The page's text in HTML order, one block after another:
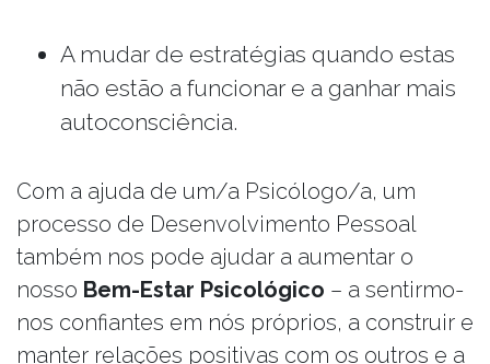
A mudar de estratégias quando estas
não estão a funcionar e a ganhar mais
autoconsciência.
Com a ajuda de um/a Psicólogo/a, um
processo de Desenvolvimento Pessoal
também nos pode ajudar a aumentar o
nosso Bem-Estar Psicológico – a sentirmo-
nos confiantes em nós próprios, a construir e
manter relações positivas com os outros e a